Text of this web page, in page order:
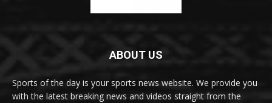
ABOUT US
Sports of the day is your sports news website. We provide you
with the latest breaking news and videos straight from the